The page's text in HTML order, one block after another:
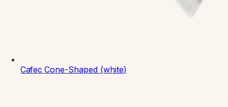
Cafec Cone-Shaped (white)